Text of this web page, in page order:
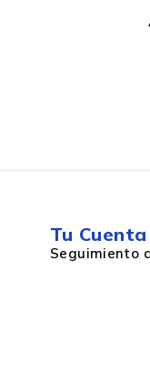
Tu Cuenta
Seguimiento